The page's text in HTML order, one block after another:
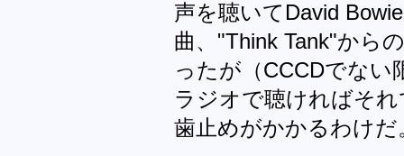
声を聴いてDavid
曲、"Think Tank"から
ったが（CCCDでない
ラジオで聴ければそ
歯止めがかかるわけだ